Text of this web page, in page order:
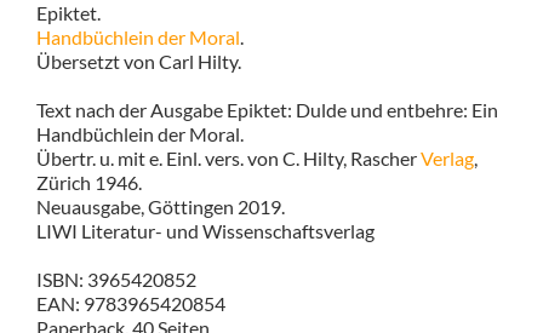
Epiktet.
Handbüchlein der Moral.
Übersetzt von Carl Hilty.
Text nach der Ausgabe Epiktet: Dulde und entbehre: Ein
Handbüchlein der Moral.
Übertr. u. mit e. Einl. vers. von C. Hilty, RascherVerlag,
Zürich 1946.
Neuausgabe, Göttingen 2019.
LIWI Literatur- und Wissenschaftsverlag
ISBN: 3965420852
EAN: 9783965420854
Paperback. 40 Seiten